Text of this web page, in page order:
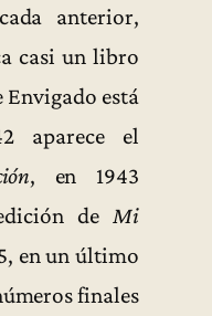
anterior,
casi un libro
está
aparece el
, en 1943
de Mi
en un último
finales